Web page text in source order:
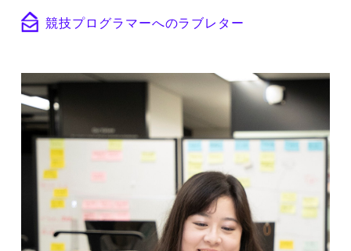
競技プログラマーへのラブレター
競技プログラマーとしての武器を開発・分
析プロジェクトで生かしてほしい